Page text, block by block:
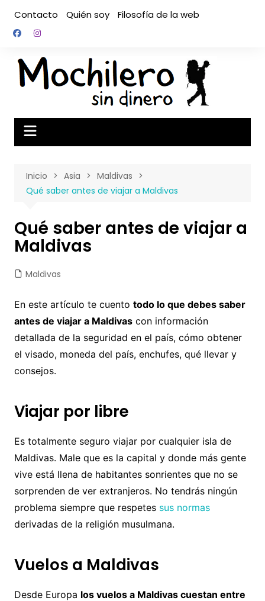
contenido
Contacto Quién soy Filosofía de la web
Inicio Asia
Maldivas
Qué saber antes de viajar a Maldivas
Qué saber antes de viajar a
Maldivas
Maldivas
En este artículo te cuento todo lo que debes saber
antes de viajar a Maldivascon información
detallada de la seguridad en el país, cómo obtener
el visado, moneda del país, enchufes, qué llevar y
consejos.
Viajar por libre
Es totalmente seguro viajar por cualquier isla de
Maldivas. Male que es la capital y donde más gente
vive está llena de habitantes sonrientes que no se
sorprenden de ver extranjeros. No tendrás ningún
problema siempre que respetes sus normas
derivadas de la religión musulmana.
Vuelos a Maldivas
Desde Europa los vuelos a Maldivas cuestan entre